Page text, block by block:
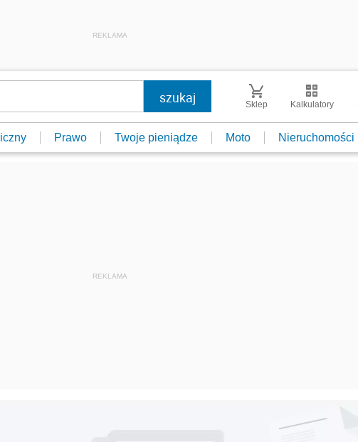
REKLAMA
Sklep Kalkulatory
Prawo Twoje pieniądze Moto Nieruchomości